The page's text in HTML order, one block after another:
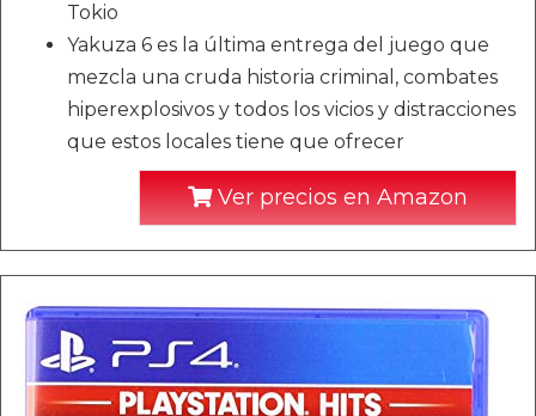
Tokio
Yakuza 6 es la última entrega del juego que
mezcla una cruda historia criminal, combates
hiperexplosivos y todos los vicios y distracciones
que estos locales tiene que ofrecer
Ver precios en Amazon